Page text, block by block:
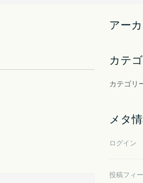
アー
カテ
カテゴリ
メタ
ログイン
投稿フィ